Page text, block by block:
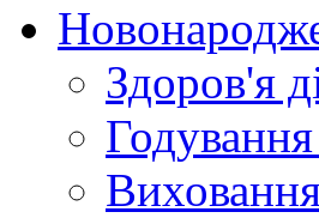
Здоров'я